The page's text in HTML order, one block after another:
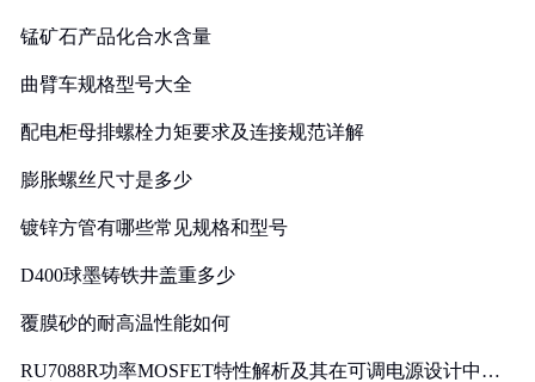
锰矿石产品化合水含量
曲臂车规格型号大全
配电柜母排螺栓力矩要求及连接规范详解
膨胀螺丝尺寸是多少
镀锌方管有哪些常见规格和型号
D400球墨铸铁井盖重多少
覆膜砂的耐高温性能如何
RU7088R功率MOSFET特性解析及其在可调电源设计中的